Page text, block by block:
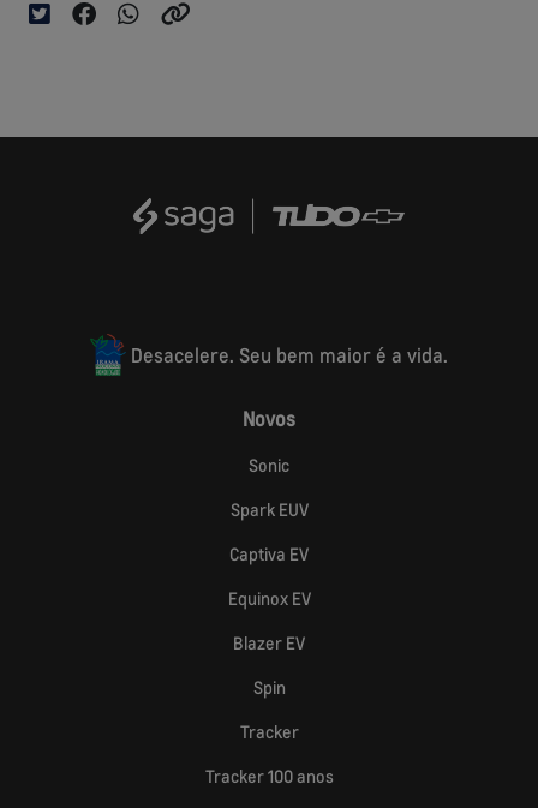
Desacelere. Seu bem maior é a vida.
Novos
Sonic
Spark EUV
Captiva EV
Equinox EV
Blazer EV
Spin
Tracker
Tracker 100 anos